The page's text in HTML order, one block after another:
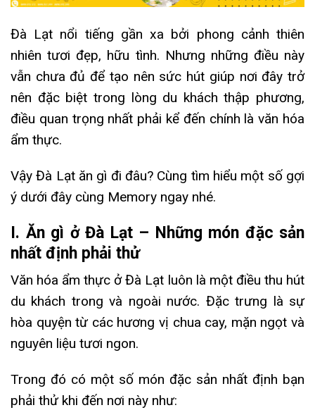
Đà Lạt nổi tiếng gần xa bởi phong cảnh thiên
nhiên tươi đẹp, hữu tình. Nhưng những điều này
vẫn chưa đủ để tạo nên sức hút giúp nơi đây trở
nên đặc biệt trong lòng du khách thập phương,
điều quan trọng nhất phải kể đến chính là văn hóa
ẩm thực.
Vậy Đà Lạt ăn gì đi đâu? Cùng tìm hiểu một số gợi
ý dưới đây cùng Memory ngay nhé.
I. Ăn gì ở Đà Lạt – Những món đặc sản
nhất định phải thử
Văn hóa ẩm thực ở Đà Lạt luôn là một điều thu hút
du khách trong và ngoài nước. Đặc trưng là sự
hòa quyện từ các hương vị chua cay, mặn ngọt và
nguyên liệu tươi ngon.
Trong đó có một số món đặc sản nhất định bạn
phải thử khi đến nơi này như: